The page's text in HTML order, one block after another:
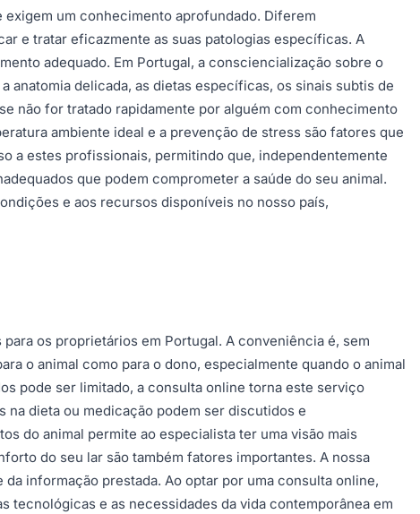
um conhecimento aprofundado. Diferem
e tratar eficazmente as suas patologias específicas. A
adequado. Em Portugal, a consciencialização sobre o
anatomia delicada, as dietas específicas, os sinais subtis de
não for tratado rapidamente por alguém com conhecimento
ambiente ideal e a prevenção de stress são fatores que
a estes profissionais, permitindo que, independentemente
que podem comprometer a saúde do seu animal.
e aos recursos disponíveis no nosso país,
os proprietários em Portugal. A conveniência é, sem
o animal como para o dono, especialmente quando o animal
pode ser limitado, a consulta online torna este serviço
dieta ou medicação podem ser discutidos e
do animal permite ao especialista ter uma visão mais
do seu lar são também fatores importantes. A nossa
informação prestada. Ao optar por uma consulta online,
tecnológicas e as necessidades da vida contemporânea em